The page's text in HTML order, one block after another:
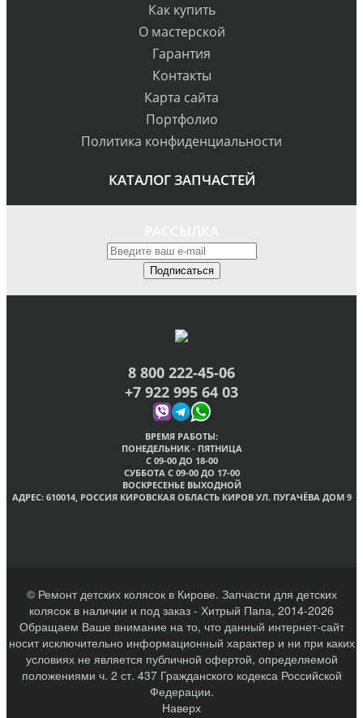
Как купить
О мастерской
Гарантия
Контакты
Карта сайта
Портфолио
Политика конфиденциальности
КАТАЛОГ ЗАПЧАСТЕЙ
Подписаться
8 800 222-45-06
+7 922 995 64 03
ВРЕМЯ РАБОТЫ:
ПОНЕДЕЛЬНИК - ПЯТНИЦА
C 09-00 ДО 18-00
СУББОТА С 09-00 ДО 17-00
ВОСКРЕСЕНЬЕ ВЫХОДНОЙ
АДРЕС: 610014, РОССИЯ КИРОВСКАЯ ОБЛАСТЬ КИРОВ УЛ. ПУГАЧЁВА ДОМ 9
© Ремонт детских колясок в Кирове. Запчасти для детских
колясок в наличии и под заказ - Хитрый Папа, 2014-2026
Обращаем Ваше внимание на то, что данный интернет-сайт
носит исключительно информационный характер и ни при каких
условиях не является публичной офертой, определяемой
положениями ч. 2 ст. 437 Гражданского кодекса Российской
Федерации.
Наверх